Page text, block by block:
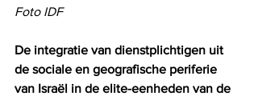
Foto IDF
De integratie van dienstplichtigen uit
de sociale en geografische periferie
van Israël in de elite-eenheden van de